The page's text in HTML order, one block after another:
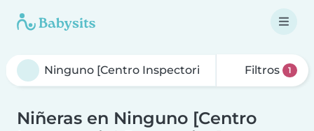
Filtros 1
Niñeras en Ninguno [Centro